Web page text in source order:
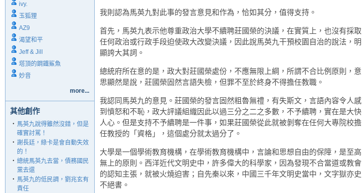
ivy.
玉狐狸
AZ9
渴望和平
Jeff & Jill
塔頂的鋼鐵鯊魚
妙音
more...
其他創作
‧ 馬英九說得雖然沒錯，但是
確實討駡！
‧ 謝長廷，綠卡是會自動失效
的！
‧ 總統馬英九去當，債務國民
黨去還
‧ 馬英九的低民調，劉兆玄有
責任
我則認為馬英九對此事的發言意見和作為，恰如其分，值得支持。
首先，馬英九表示他尊重政治大學不續聘莊國榮的決議，在實質上，也沒有採取
任何政治或行政手段迫使政大改變決議，因此說馬英九干預校園自治的說法，明
顯誇大其詞。
總統府所在意的是，政大對莊國榮處份，不應無限上綱，所謂不合比例原則，意
思顯然是說，莊國榮固然言語失檢，但罪不至於終身不得擔任教職。
我認同馬英九的意見。莊國榮的發言固然粗魯無禮，有失斯文，言語內容令人感
到憤怒和不恥，政大評議組織因此以過三分之二之多數，不予續聘，實在是大快
人心。但是支持不予續聘是一件事，如果莊國榮從此就被剝奪在任何大專院校擔
任教授的「資格」，這個處分就太過分了。
大學是一個學術教育機構，在學術教育機構中，言論和思想自由的保障，是至高
無上的原則。西洋近代文明史中，許多偉大的科學家，因為發現不合當道或教會
的認知主張，就被火燒迫害；自先秦以來，中國三千年文明史當中，文字獄亦史
不絕書。